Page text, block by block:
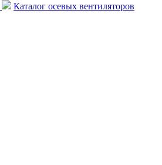
Каталог осевых вентиляторов